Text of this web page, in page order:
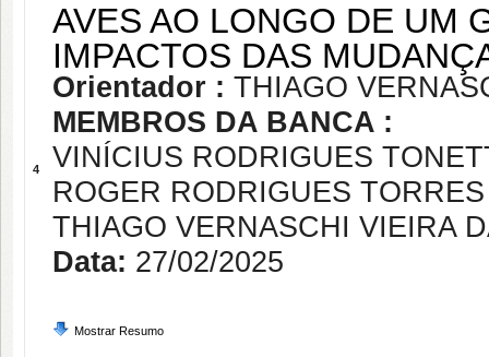
4
AVES AO LONGO DE UM
IMPACTOS DAS
Orientador : THIAGO
MEMBROS DA BANCA :
VINÍCIUS RODRIGUES
ROGER RODRIGUES TORRES
THIAGO VERNASCHI VIEIRA
Data: 27/02/2025
Mostrar Resumo